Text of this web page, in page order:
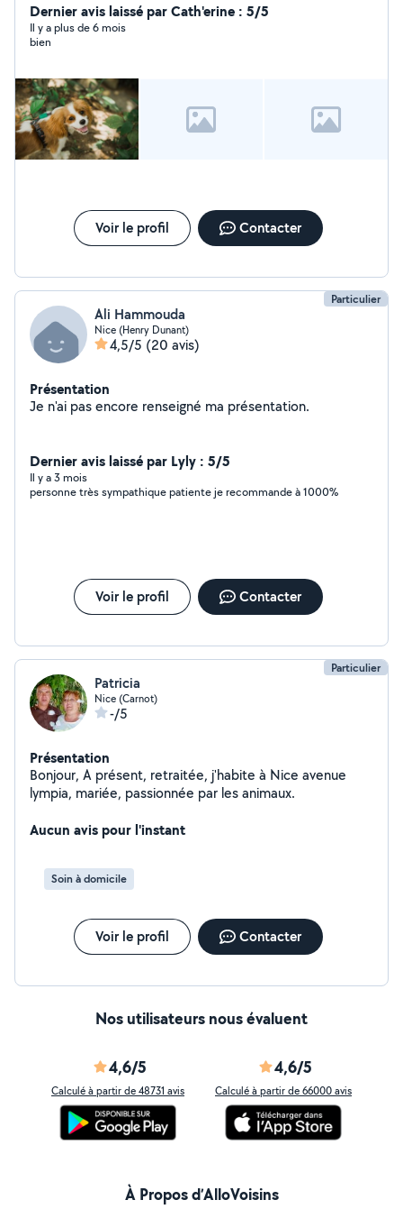
ménage. Je parle couramment anglais et je suis
véhiculée. Tel : 06/18/49/72/84.
Dernier avis laissé par Cath'erine : 5/5
Il y a plus de 6 mois
bien
Voir le profil Contacter
Particulier
Ali Hammouda
Nice (Henry Dunant)
4,5/5 (20 avis)
Présentation
Je n'ai pas encore renseigné ma présentation.
Dernier avis laissé par Lyly : 5/5
Il y a 3 mois
personne très sympathique patiente je recommande à 1000%
Voir le profil Contacter
Particulier
Patricia
Nice (Carnot)
-/5
Présentation
Bonjour, A présent, retraitée, j'habite à Nice avenue
lympia, mariée, passionnée par les animaux.
Aucun avis pour l'instant
Soin à domicile
Voir le profil Contacter
Nos utilisateurs nous évaluent
4,6/5
Calculé à partir de 48731 avis
4,6/5
Calculé à partir de 66000 avis
À Propos d’AlloVoisins